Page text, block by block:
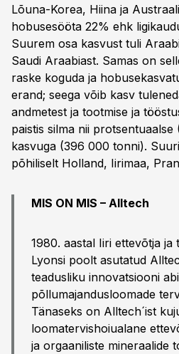
Lõuna-Korea, Hiina ja
hobusesööta 22% ehk
Suurem osa kasvust tuli
Saudi Araabiast. Samas on
raske koguda ja
erand; seega võib kasv
andmetest ja tootmise ja
paistis silma nii
kasvuga (396 000 tonni).
põhiliselt Holland, Iirimaa,
MIS ON MIS – Alltech
1980. aastal Iiri ettevõtja ja
Lyonsi poolt asutatud
teadusliku innovatsiooni
põllumajandusloomade
Tänaseks on Alltech´ist
loomatervishoiualane
ja orgaaniliste mineraalide